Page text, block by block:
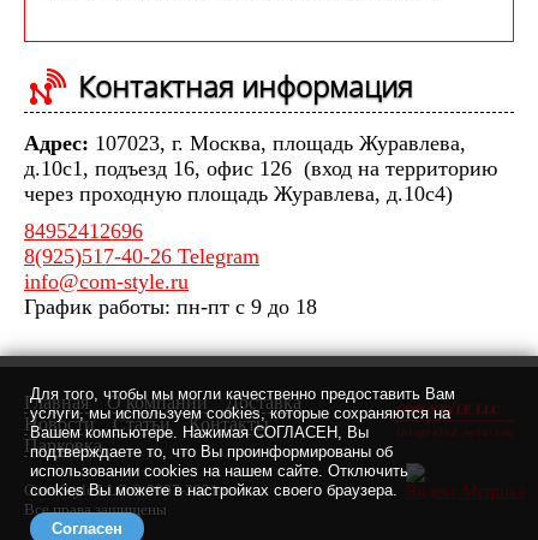
Для того, чтобы мы могли качественно предоставить Вам
услуги, мы используем cookies, которые сохраняются на
Вашем компьютере. Нажимая СОГЛАСЕН, Вы
подтверждаете то, что Вы проинформированы об
использовании cookies на нашем сайте. Отключить
cookies Вы можете в настройках своего браузера.
Согласен
Контактная информация
Адрес: 107023, г. Москва, площадь Журавлева,
д.10с1, подъезд 16, офис 126 (вход на территорию
через проходную площадь Журавлева, д.10с4)
84952412696
8(925)517-40-26 Telegram
info@com-style.ru
График работы: пн-пт с 9 до 18
Главная О компании
Доставка
Новости
Статьи
Контакты
Парковка
Com-Style LLC © 2007-2021 г.
Все права защищены